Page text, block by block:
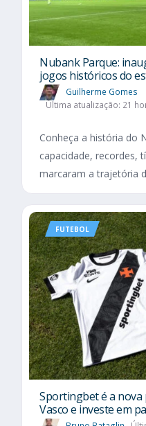
Nubank Parque:
jogos históricos do
Guilherme Gomes
Última atualização: 21
Conheça a história do
capacidade, recordes,
marcaram a trajetória
FUTEBOL
Sportingbet é a
Vasco e investe em